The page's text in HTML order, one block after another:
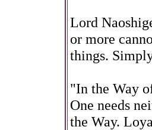
Lord
or more
things.
"In the Way
One needs
the Way.